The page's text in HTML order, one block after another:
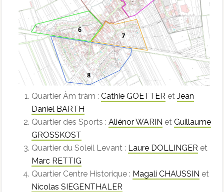
Quartier Àm tràm :Cathie GOETTER etJean
Daniel BARTH
Quartier des Sports :Aliénor WARIN etGuillaume
GROSSKOST
Quartier du Soleil Levant : Laure DOLLINGER et
Marc RETTIG
Quartier Centre Historique : Magali CHAUSSIN et
Nicolas SIEGENTHALER